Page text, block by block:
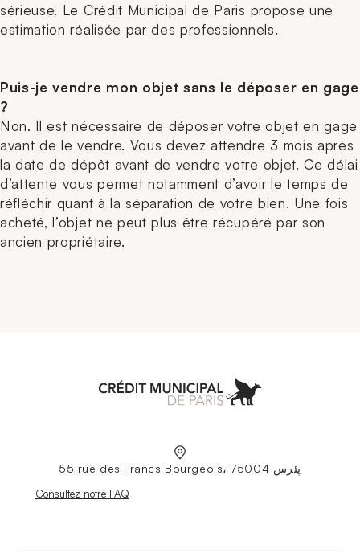
sérieuse. Le Crédit Municipal de Paris propose une
estimation réalisée par des professionnels.
Puis-je vendre mon objet sans le déposer en gage
?
Non. Il est nécessaire de déposer votre objet en gage
avant de le vendre. Vous devez attendre 3 mois après
la date de dépôt avant de vendre votre objet. Ce délai
d’attente vous permet notamment d’avoir le temps de
réfléchir quant à la séparation de votre bien. Une fois
acheté, l’objet ne peut plus être récupéré par son
ancien propriétaire.
55 rue des Francs Bourgeois، 75004 پئرس
Nouvelle fenêtre
Consultez notre FAQ